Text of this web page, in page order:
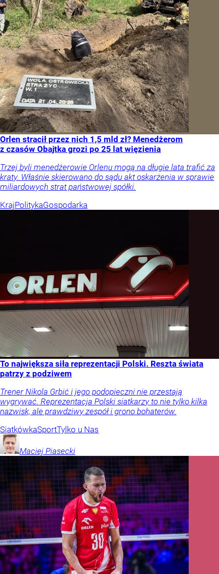
Orlen stracił przez nich 1,5 mld zł? Menedżerom
z czasów Obajtka grozi po 25 lat więzienia
Trzej byli menedżerowie Orlenu mogą na długie lata trafić za
kraty. Właśnie skierowano do sądu akt oskarżenia w sprawie
miliardowych strat państwowej spółki.
KrajPolitykaGospodarka
To największa siła reprezentacji Polski. Reszta świata
patrzy z podziwem
Trener Nikola Grbić i jego podopieczni nie przestają
wygrywać. Reprezentacja Polski siatkarzy to nie tylko kilka
nazwisk, ale prawdziwy zespół i grono bohaterów.
SiatkówkaSportTylko u Nas
Maciej Piasecki